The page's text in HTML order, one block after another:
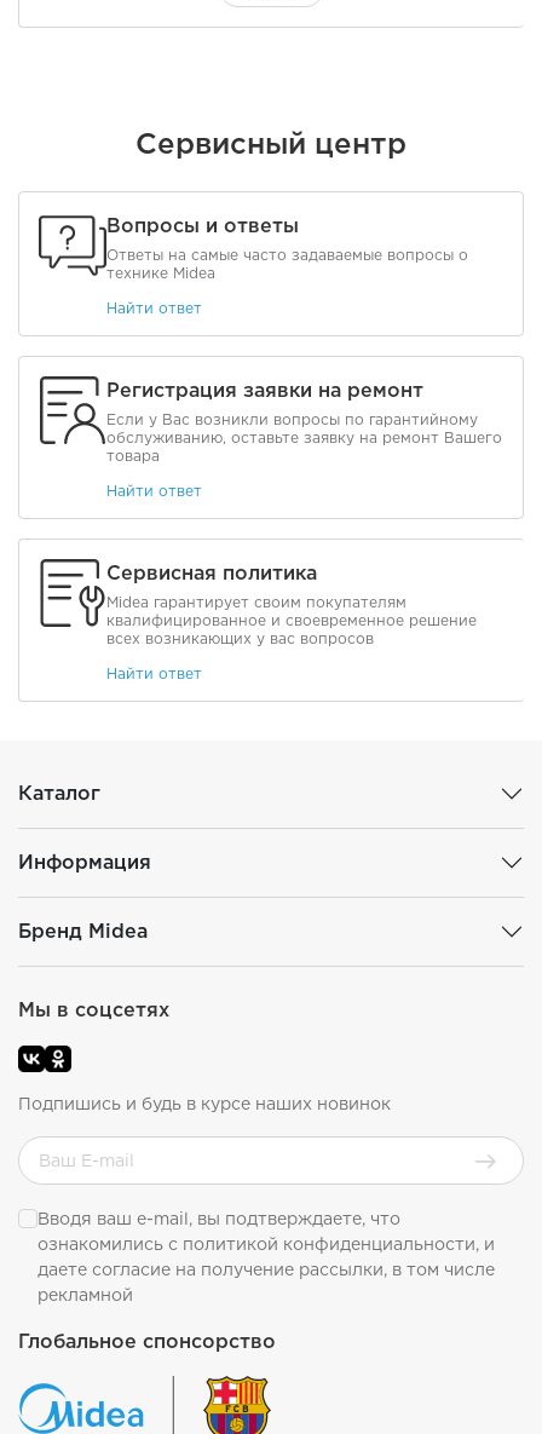
Сервисный центр
Вопросы и ответы
Ответы на самые часто задаваемые вопросы о
технике Midea
Найти ответ
Регистрация заявки на ремонт
Если у Вас возникли вопросы по гарантийному
обслуживанию, оставьте заявку на ремонт Вашего
товара
Найти ответ
Сервисная политика
Midea гарантирует своим покупателям
квалифицированное и своевременное решение
всех возникающих у вас вопросов
Найти ответ
Каталог
Информация
Бренд Midea
Глобальное спонсорство
Мы в соцсетях
Подпишись и будь в курсе наших новинок
Вводя ваш e-mail, вы подтверждаете, что
ознакомились с политикой конфиденциальности, и
даете согласие на получение рассылки, в том числе
рекламной